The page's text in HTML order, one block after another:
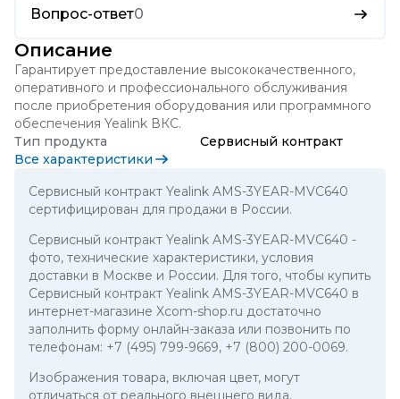
Вопрос-ответ0
Описание
Гарантирует предоставление высококачественного,
оперативного и профессионального обслуживания
после приобретения оборудования или программного
обеспечения Yealink ВКС.
Тип продукта
Сервисный контракт
Все характеристики
Сервисный контракт Yealink AMS-3YEAR-MVC640
сертифицирован для продажи в России.
Сервисный контракт Yealink AMS-3YEAR-MVC640 -
фото, технические характеристики, условия
доставки в Москве и России. Для того, чтобы купить
Сервисный контракт Yealink AMS-3YEAR-MVC640 в
интернет-магазине Xcom-shop.ru достаточно
заполнить форму онлайн-заказа или позвонить по
телефонам: +7 (495) 799-9669, +7 (800) 200-0069.
Изображения товара, включая цвет, могут
отличаться от реального внешнего вида.